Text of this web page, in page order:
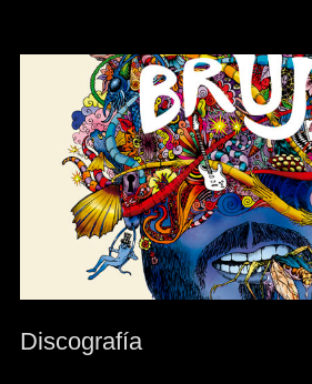
Discografía